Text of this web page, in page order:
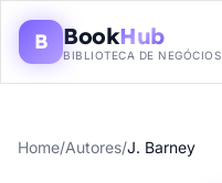
B BookHub
BIBLIOTECA DE NEGÓCIOS
Home/Autores/J. Barney